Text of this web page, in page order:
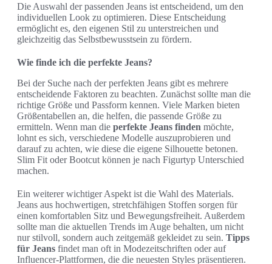
Die Auswahl der passenden Jeans ist entscheidend, um den
individuellen Look zu optimieren. Diese Entscheidung
ermöglicht es, den eigenen Stil zu unterstreichen und
gleichzeitig das Selbstbewusstsein zu fördern.
Wie finde ich die perfekte Jeans?
Bei der Suche nach der perfekten Jeans gibt es mehrere
entscheidende Faktoren zu beachten. Zunächst sollte man die
richtige Größe und Passform kennen. Viele Marken bieten
Größentabellen an, die helfen, die passende Größe zu
ermitteln. Wenn man die perfekte Jeans finden möchte,
lohnt es sich, verschiedene Modelle auszuprobieren und
darauf zu achten, wie diese die eigene Silhouette betonen.
Slim Fit oder Bootcut können je nach Figurtyp Unterschied
machen.
Ein weiterer wichtiger Aspekt ist die Wahl des Materials.
Jeans aus hochwertigen, stretchfähigen Stoffen sorgen für
einen komfortablen Sitz und Bewegungsfreiheit. Außerdem
sollte man die aktuellen Trends im Auge behalten, um nicht
nur stilvoll, sondern auch zeitgemäß gekleidet zu sein. Tipps
für Jeans findet man oft in Modezeitschriften oder auf
Influencer-Plattformen, die die neuesten Styles präsentieren.